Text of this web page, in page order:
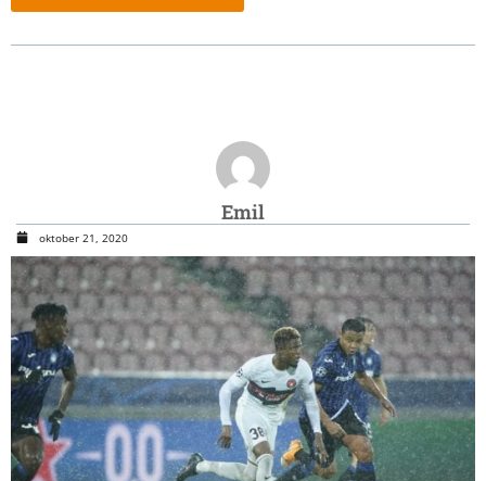
Emil
oktober 21, 2020